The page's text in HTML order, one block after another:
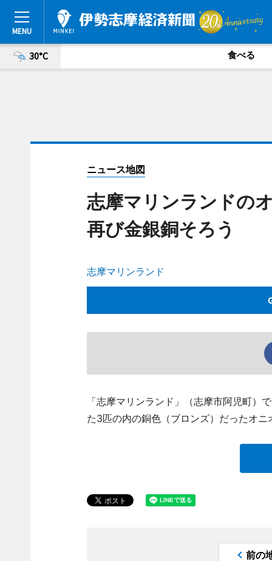
30°C 食べる
ニュース地図
志摩マリンランドの
再び金銀銅そろう
志摩マリンランド
「志摩マリンランド」（志摩市阿児町）
た3匹の内の銅色（ブロンズ）だったオ
前の